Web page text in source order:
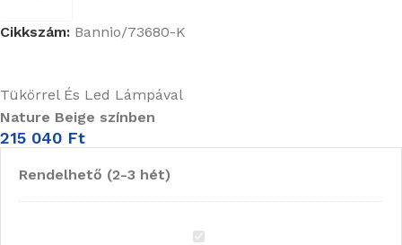
Cikkszám: Bannio/73680-K
Tükörrel És Led Lámpával
Nature Beige színben
215 040 Ft
Rendelhető (2-3 hét)
Bannio